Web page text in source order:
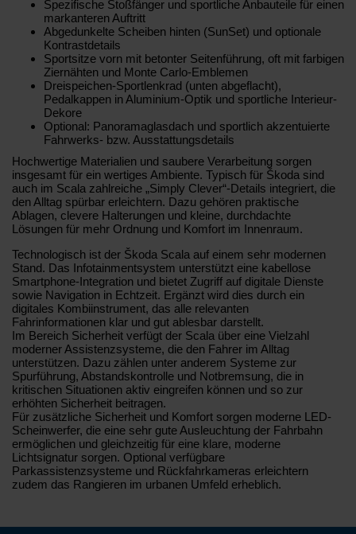
Spezifische Stoßfänger und sportliche Anbauteile für einen
markanteren Auftritt
Abgedunkelte Scheiben hinten (SunSet) und optionale
Kontrastdetails
Sportsitze vorn mit betonter Seitenführung, oft mit farbigen
Ziernähten und Monte Carlo-Emblemen
Dreispeichen-Sportlenkrad (unten abgeflacht),
Pedalkappen in Aluminium-Optik und sportliche Interieur-
Dekore
Optional: Panoramaglasdach und sportlich akzentuierte
Fahrwerks- bzw. Ausstattungsdetails
Hochwertige Materialien und saubere Verarbeitung sorgen
insgesamt für ein wertiges Ambiente. Typisch für Škoda sind
auch im Scala zahlreiche „Simply Clever“-Details integriert, die
den Alltag spürbar erleichtern. Dazu gehören praktische
Ablagen, clevere Halterungen und kleine, durchdachte
Lösungen für mehr Ordnung und Komfort im Innenraum.
Technologisch ist der Škoda Scala auf einem sehr modernen
Stand. Das Infotainmentsystem unterstützt eine kabellose
Smartphone-Integration und bietet Zugriff auf digitale Dienste
sowie Navigation in Echtzeit. Ergänzt wird dies durch ein
digitales Kombiinstrument, das alle relevanten
Fahrinformationen klar und gut ablesbar darstellt.
Im Bereich Sicherheit verfügt der Scala über eine Vielzahl
moderner Assistenzsysteme, die den Fahrer im Alltag
unterstützen. Dazu zählen unter anderem Systeme zur
Spurführung, Abstandskontrolle und Notbremsung, die in
kritischen Situationen aktiv eingreifen können und so zur
erhöhten Sicherheit beitragen.
Für zusätzliche Sicherheit und Komfort sorgen moderne LED-
Scheinwerfer, die eine sehr gute Ausleuchtung der Fahrbahn
ermöglichen und gleichzeitig für eine klare, moderne
Lichtsignatur sorgen. Optional verfügbare
Parkassistenzsysteme und Rückfahrkameras erleichtern
zudem das Rangieren im urbanen Umfeld erheblich.